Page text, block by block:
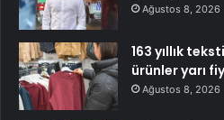
Ağustos 8, 2026
163 yıllık
ürünler yarı
Ağustos 8, 2026